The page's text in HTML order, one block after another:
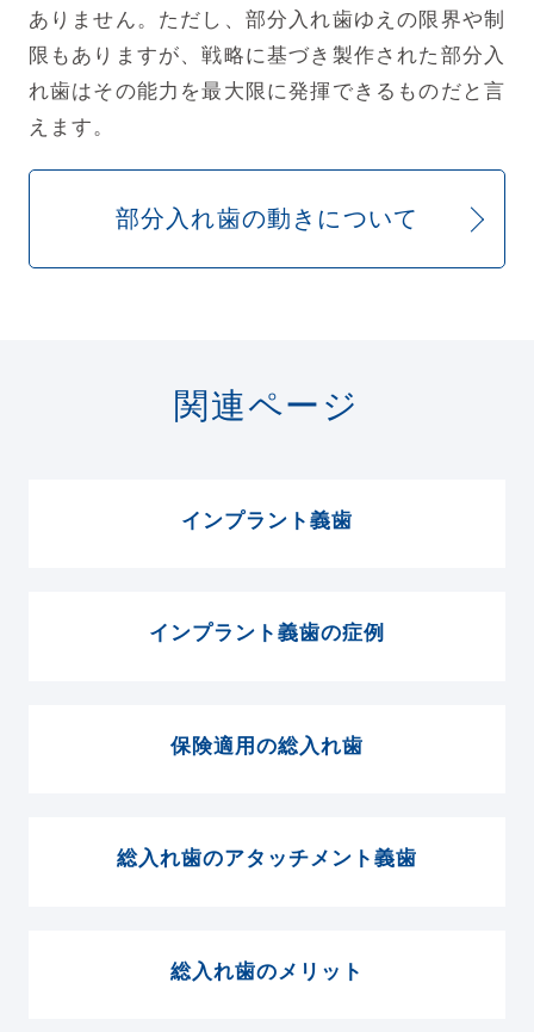
ありません。ただし、部分入れ歯ゆえの限界や制
限もありますが、戦略に基づき製作された部分入
れ歯はその能力を最大限に発揮できるものだと言
えます。
部分入れ歯の動きについて
関連ページ
インプラント義歯
インプラント義歯の症例
保険適用の総入れ歯
総入れ歯のアタッチメント義歯
総入れ歯のメリット